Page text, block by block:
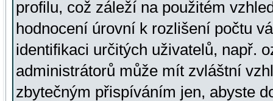
profilu, což záleží na použitém
hodnocení úrovní k rozlišení počtu
identifikaci určitých uživatelů, např.
administrátorů může mít zvláštní
zbytečným přispíváním jen, abyste